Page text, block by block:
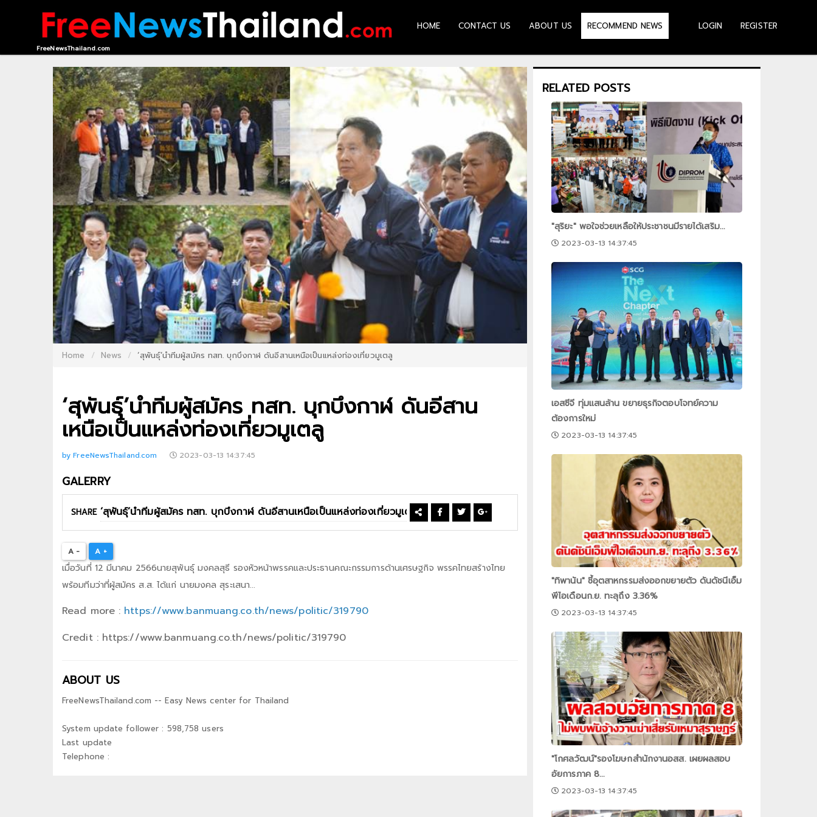
HOME
CONTACT
ABOUT
RECOMMEND
REGISTER
FreeNewsThailand.com
HOME CONTACT US ABOUT US RECOMMEND NEWS LOGIN REGISTER
Home News ‘สุพันธุ์’นำทีมผู้สมัคร ทสท. บุกบึงกาฬ ดันอีสานเหนือเป็นแหล่งท่องเที่ยวมูเตลู
‘สุพันธุ์’นำทีมผู้สมัคร ทสท. บุกบึงกาฬ ดันอีสาน
เหนือเป็นแหล่งท่องเที่ยวมูเตลู
by FreeNewsThailand.com 2023-03-13 14:37:45
GALERRY
SHARE
A - A +
เมื่อวันที่ 12 มีนาคม 2566นายสุพันธุ์ มงคลสุธี รองหัวหน้าพรรคและประธานคณะกรรมการด้านเศรษฐกิจ พรรคไทยสร้างไทย
พร้อมทีมว่าที่ผู้สมัคร ส.ส. ได้แก่ นายมงคล สุระเสนา...
Read more : https://www.banmuang.co.th/news/politic/319790
Credit : https://www.banmuang.co.th/news/politic/319790
ABOUT US
FreeNewsThailand.com -- Easy News center for Thailand
System update follower : 598,758 users
Last update
Telephone :
RELATED POSTS
"สุริยะ" พอใจช่วยเหลือให้ประชาชนมีรายได้เสริม...
2023-03-13 14:37:45
เอสซีจี ทุ่มแสนล้าน ขยายธุรกิจตอบโจทย์ความ
ต้องการใหม่
2023-03-13 14:37:45
"ทิพานัน" ชี้อุตสาหกรรมส่งออกขยายตัว ดันดัชนีเอ็ม
พีไอเดือนก.ย. ทะลุถึง 3.36%
2023-03-13 14:37:45
"โกศลวัฒน์"รองโฆษกสำนักงานอสส. เผยผลสอบ
อัยการภาค 8...
2023-03-13 14:37:45